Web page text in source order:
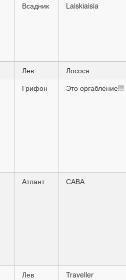
Всадник Laiskiaisia
Лев
Лосося
Грифон Это оргабление!!!
Атлант САВА
Лев Traveller